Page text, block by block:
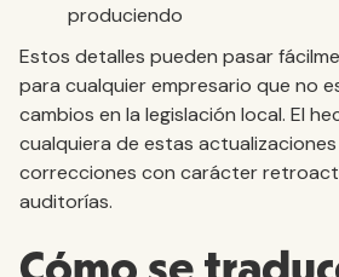
produciendo
Estos detalles pueden pasar
para cualquier empresario que no
cambios en la legislación local. El
cualquiera de estas
correcciones con carácter
auditorías.